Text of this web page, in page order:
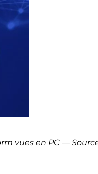
vues en PC —